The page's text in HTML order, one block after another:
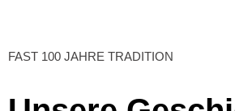
FAST 100 JAHRE TRADITION